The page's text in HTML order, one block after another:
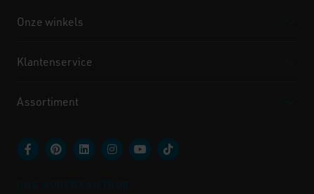
Onze winkels
Klantenservice
Assortiment